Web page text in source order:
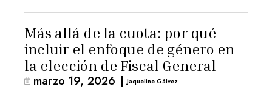
Más allá de la cuota: por qué
incluir el enfoque de género en
la elección de Fiscal General
marzo 19, 2026 | Jaqueline Gálvez